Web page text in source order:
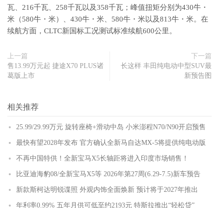
瓦、216千瓦、258千瓦以及358千瓦；峰值扭矩分别为430牛・
米（580牛・米）、430牛・米、580牛・米以及813牛・米。在
续航方面，CLTC新国标工况测试标准续航600公里。
上一篇
售13.99万元起 捷途X70 PLUS诸
葛版上市
下一篇
长这样 丰田纯电动中型SUV最
新预告图
相关推荐
25.99/29.99万元 旋转座椅+滑动中岛 小米澎程N70/N90开启预售
最快有望2028年发布 官方确认全新马自达MX-5将提供纯电动版
不再中国特供！全新宝马X5长轴距将进入印度市场销售！
比亚迪海豹08/全新宝马X5等 2026年第27周(6.29-7.5)新车预告
新款斯柯达明锐谍照 外观内饰全面焕新 预计将于2027年推出
年利率0.99% 五年月供可低至约2193元 特斯拉推出“轻松贷”